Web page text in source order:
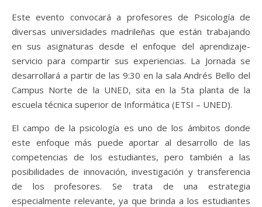
Este evento convocará a profesores de Psicología de
diversas universidades madrileñas que están trabajando
en sus asignaturas desde el enfoque del aprendizaje-
servicio para compartir sus experiencias. La Jornada se
desarrollará a partir de las 9:30 en la sala Andrés Bello del
Campus Norte de la UNED, sita en la 5ta planta de la
escuela técnica superior de Informática (ETSI – UNED).
El campo de la psicología es uno de los ámbitos donde
este enfoque más puede aportar al desarrollo de las
competencias de los estudiantes, pero también a las
posibilidades de innovación, investigación y transferencia
de los profesores. Se trata de una estrategia
especialmente relevante, ya que brinda a los estudiantes